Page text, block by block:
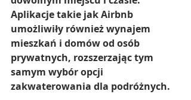
Aplikacje takie jak Airbnb
umożliwiły również wynajem
mieszkań i domów od osób
prywatnych, rozszerzając tym
samym wybór opcji
zakwaterowania dla podróżnych.